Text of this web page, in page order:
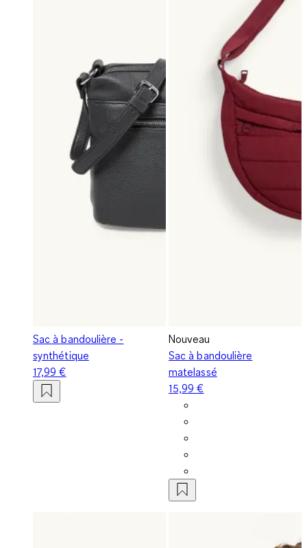
Sac à bandoulière -
synthétique
17,99 €
Nouveau
Sac à bandoulière
matelassé
15,99 €